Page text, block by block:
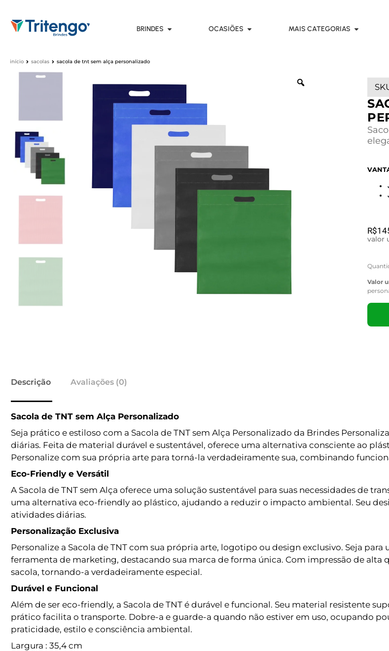
BRINDES OCASIÕES MAIS CATEGORIAS
início sacolas sacola de tnt sem alça personalizado
R$
valor
Valor
Descrição Avaliações (0)
Sacola de TNT sem Alça Personalizado
Seja prático e estiloso com a Sacola de TNT sem Alça Personalizado da Brindes
diárias. Feita de material durável e sustentável, oferece uma alternativa consciente ao
Personalize com sua própria arte para torná-la verdadeiramente sua, combinando
Eco-Friendly e Versátil
A Sacola de TNT sem Alça oferece uma solução sustentável para suas necessidades de
uma alternativa eco-friendly ao plástico, ajudando a reduzir o impacto ambiental. Seu
atividades diárias.
Personalização Exclusiva
Personalize a Sacola de TNT com sua própria arte, logotipo ou design exclusivo. Seja
ferramenta de marketing, destacando sua marca de forma única. Com impressão de
sacola, tornando-a verdadeiramente especial.
Durável e Funcional
Além de ser eco-friendly, a Sacola de TNT é durável e funcional. Seu material resistente
prático facilita o transporte. Dobre-a e guarde-a quando não estiver em uso, ocupando
praticidade, estilo e consciência ambiental.
Largura : 35,4 cm